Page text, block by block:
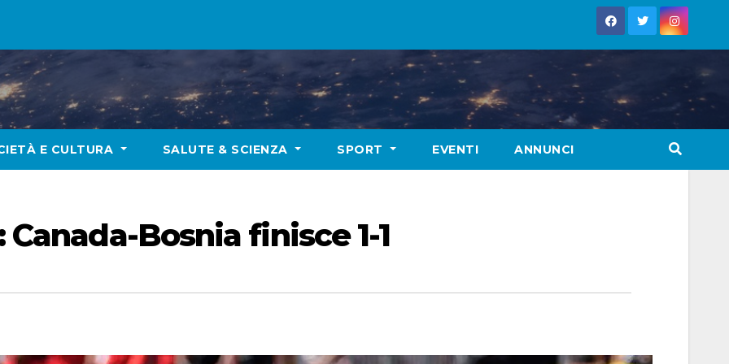
E CULTURA SALUTE & SCIENZA SPORT EVENTI ANNUNCI
Bosnia finisce 1-1